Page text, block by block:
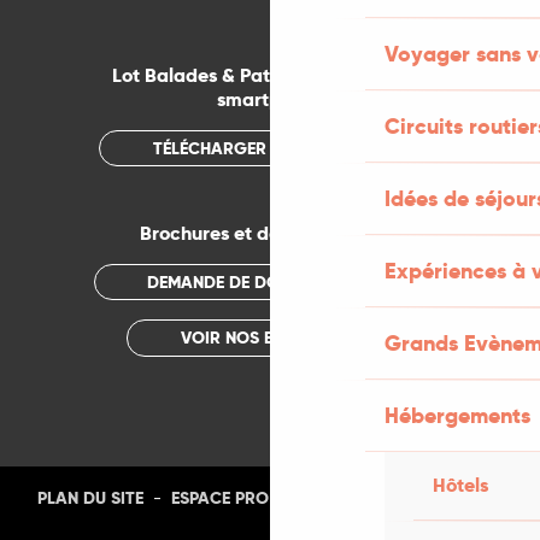
Voyager sans
Circuits
Idées de
Expériences à
Grands
Hébergements
Hôtels
Lot Balades & Patrimoines sur votre
smartphone
TÉLÉCHARGER L'APPLICATION
Brochures et documentations
DEMANDE DE DOCUMENTATION
VOIR NOS BROCHURES
PLAN DU SITE - ESPACE PRO PHOTOTHÈQUE